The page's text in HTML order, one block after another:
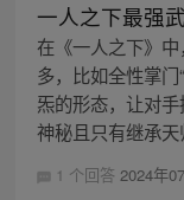
一人之下最强
在《一人之下》
多，比如全性掌
炁的形态，让对手
神秘且只有继承
1 个回答 2024年